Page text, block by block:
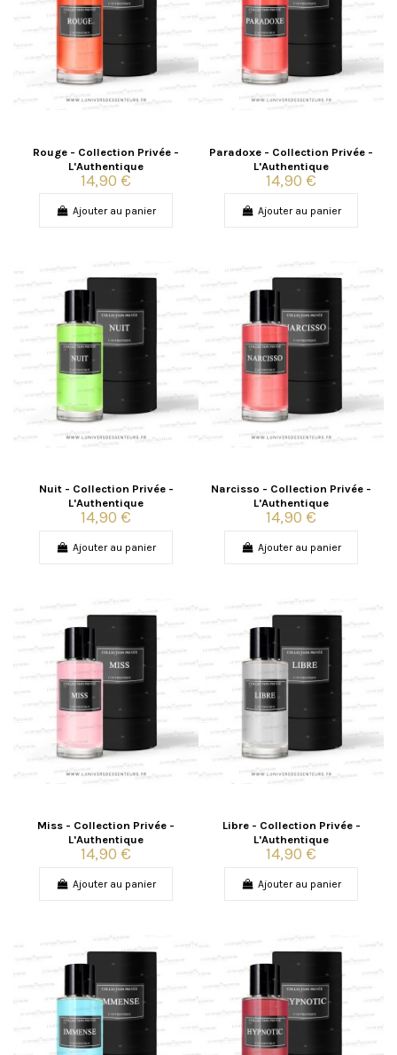
Rouge - Collection Privée -
L'Authentique
14,90 €
Ajouter au panier
Paradoxe - Collection Privée -
L'Authentique
14,90 €
Ajouter au panier
Nuit - Collection Privée -
L'Authentique
14,90 €
Ajouter au panier
Narcisso - Collection Privée -
L'Authentique
14,90 €
Ajouter au panier
Miss - Collection Privée -
L'Authentique
14,90 €
Ajouter au panier
Libre - Collection Privée -
L'Authentique
14,90 €
Ajouter au panier